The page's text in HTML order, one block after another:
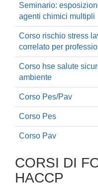
Seminario:
agenti chimici multipli
Corso rischio stress
correlato per
Corso hse salute
ambiente
Corso Pes/Pav
Corso Pes
Corso Pav
CORSI DI
HACCP